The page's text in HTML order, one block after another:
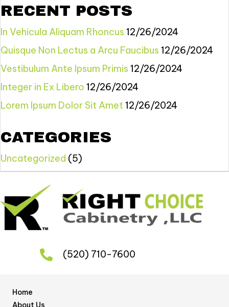
RECENT POSTS
In Vehicula Aliquam Rhoncus 12/26/2024
Quisque Non Lectus a Arcu Faucibus 12/26/2024
Vestibulum Ante Ipsum Primis 12/26/2024
Integer in Ex Libero 12/26/2024
Lorem Ipsum Dolor Sit Amet 12/26/2024
CATEGORIES
Uncategorized (5)
(520) 710-7600
Home
About Us